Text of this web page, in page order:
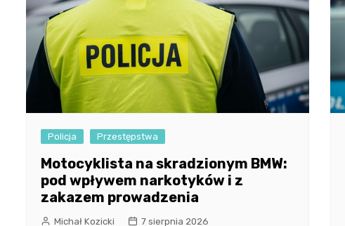
Policja Przestępstwa
Motocyklista na skradzionym BMW:
pod wpływem narkotyków i z
zakazem prowadzenia
Michał Kozicki 7 sierpnia 2026